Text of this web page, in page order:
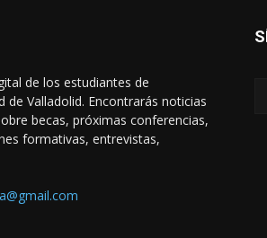
de los estudiantes de
de Valladolid. Encontrarás noticias
becas, próximas conferencias,
formativas, entrevistas,